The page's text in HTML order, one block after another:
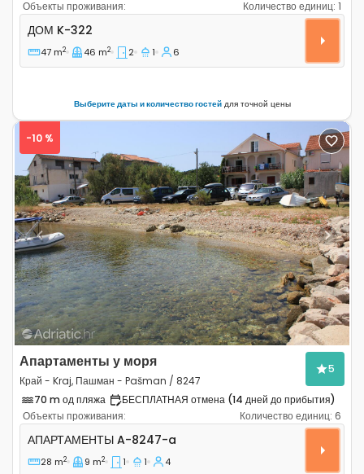
Объекты проживания: Количество единиц: 1
Двухкомнатный дом Бухта Зубор - Zuborovica,
ДОМ K-322
47 m2 46 m2 2 1 6
Выберите даты и количество гостейдля точной цены
Previous Next
-10 %
Апартаменты у моря
Край - Kraj, Пашман - Pašman / 8247
5
70 m од пляжа
БЕСПЛАТНАЯ отмена (14 дней до прибытия)
Объекты проживания:
Количество единиц: 6
Однокомнатные апартаменты Край - Kraj, Пашман -
АПАРТАМЕНТЫ A-8247-a
28 m2 9 m2 1 1 4